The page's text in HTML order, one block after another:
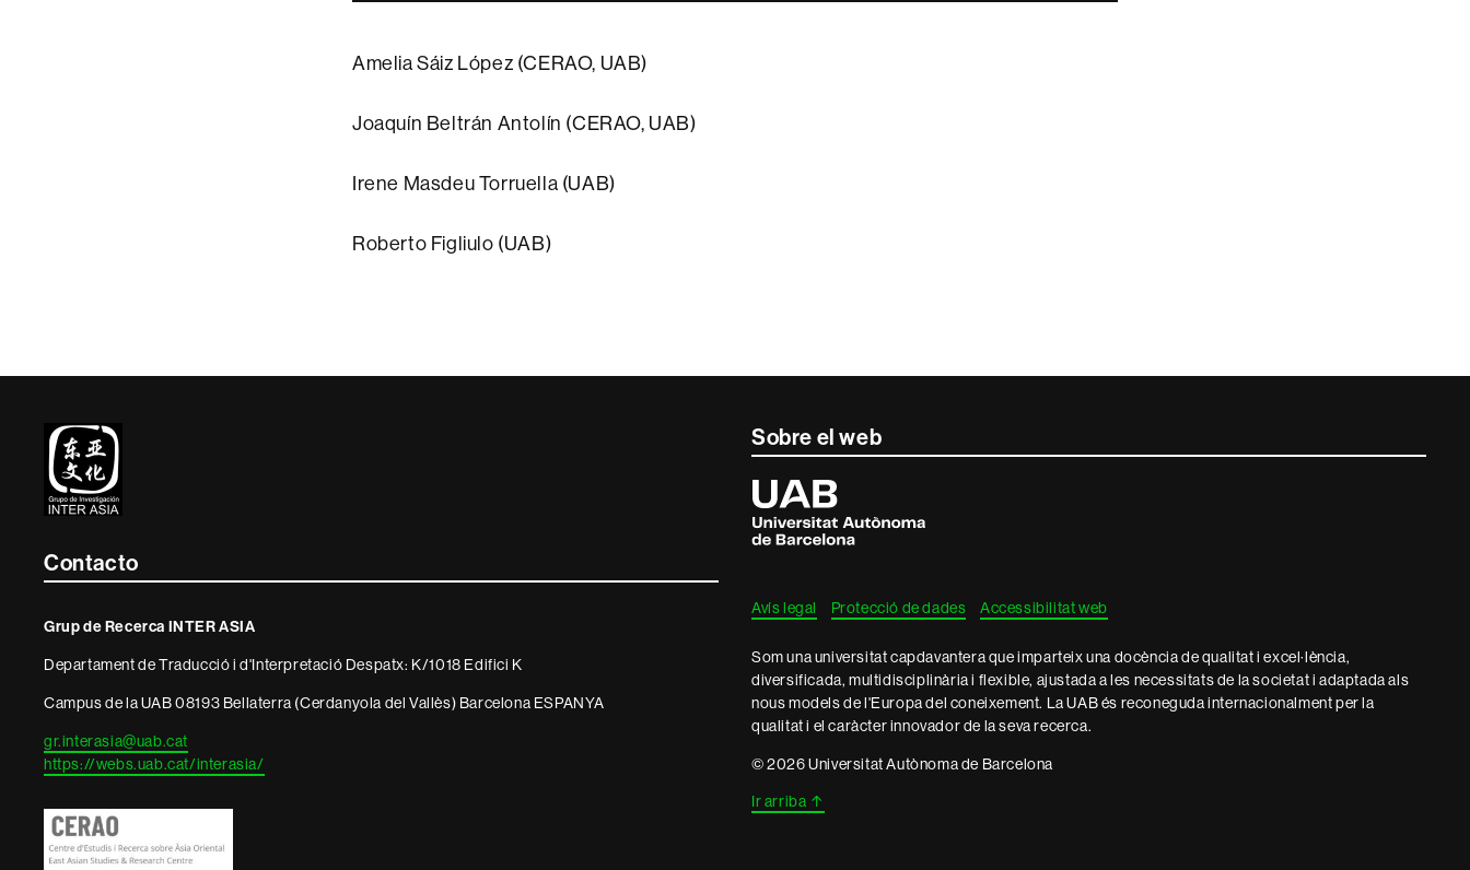
Amelia Sáiz López (CERAO, UAB)
Joaquín Beltrán Antolín (CERAO, UAB)
Irene Masdeu Torruella (UAB)
Roberto Figliulo (UAB)
Contacte
informació
legalContacto
Grup de Recerca INTER ASIA
Departament de Traducció i d'Interpretació Despatx: K/1018 Edifici K
Campus de la UAB 08193 Bellaterra (Cerdanyola del Vallès) Barcelona ESPANYA
gr.interasia@uab.cat
https://webs.uab.cat/interasia/
Sobre el web
Universitat
Autònoma
de
Barcelona
Avís legal Protecció de dades Accessibilitat web
Som una universitat capdavantera que imparteix una docència de qualitat i excel·lència,
diversificada, multidisciplinària i flexible, ajustada a les necessitats de la societat i adaptada als
nous models de l'Europa del coneixement. La UAB és reconeguda internacionalment per la
qualitat i el caràcter innovador de la seva recerca.
© 2026 Universitat Autònoma de Barcelona
Ir arriba ↑